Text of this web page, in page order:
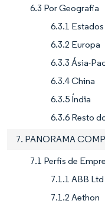
6.3 Por Geografia
6.3.1
6.3.2 Europa
6.3.3 Ásia-
6.3.4 China
6.3.5 Índia
6.3.6 Resto
7. PANORAMA
7.1 Perfis de
7.1.1 ABB Ltd
7.1.2 Aethon